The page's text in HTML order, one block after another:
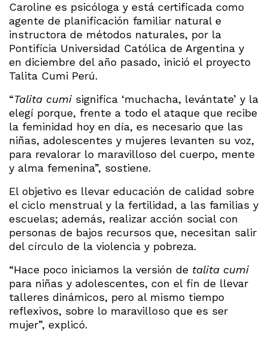
Caroline es psicóloga y está certificada como
agente de planificación familiar natural e
instructora de métodos naturales, por la
Pontificia Universidad Católica de Argentina y
en diciembre del año pasado, inició el proyecto
Talita Cumi Perú.
“Talita cumi significa ‘muchacha, levántate’ y la
elegí porque, frente a todo el ataque que recibe
la feminidad hoy en día, es necesario que las
niñas, adolescentes y mujeres levanten su voz,
para revalorar lo maravilloso del cuerpo, mente
y alma femenina”, sostiene.
El objetivo es llevar educación de calidad sobre
el ciclo menstrual y la fertilidad, a las familias y
escuelas; además, realizar acción social con
personas de bajos recursos que, necesitan salir
del círculo de la violencia y pobreza.
“Hace poco iniciamos la versión de talita cumi
para niñas y adolescentes, con el fin de llevar
talleres dinámicos, pero al mismo tiempo
reflexivos, sobre lo maravilloso que es ser
mujer”, explicó.